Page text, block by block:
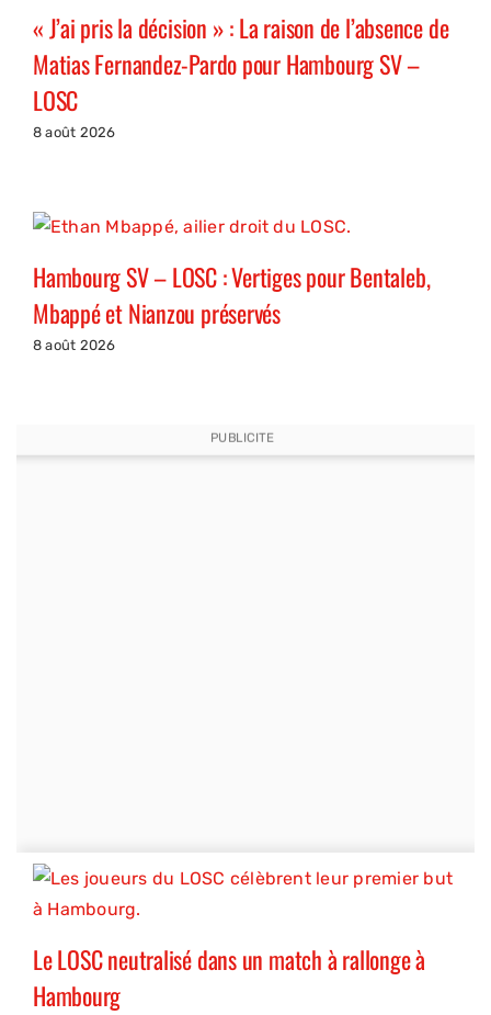
« J’ai pris la décision » : La raison de l’absence de
Matias Fernandez-Pardo pour Hambourg SV –
LOSC
8 août 2026
Hambourg SV – LOSC : Vertiges pour Bentaleb,
Mbappé et Nianzou préservés
8 août 2026
PUBLICITE
Le LOSC neutralisé dans un match à rallonge à
Hambourg